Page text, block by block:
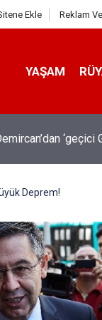
Ekle Reklam
YAŞAM
‘geçici
Deprem!